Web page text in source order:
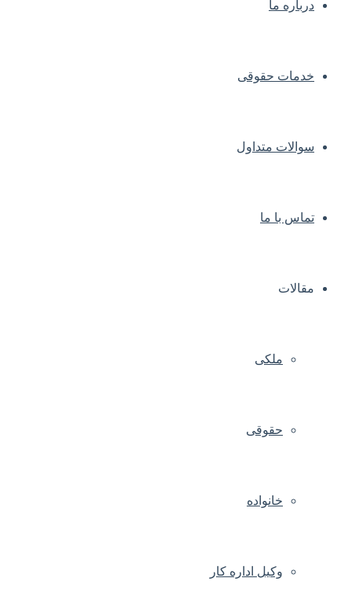
درباره ما
خدمات حقوقی
سوالات متداول
تماس با ما
مقالات
ملکی
حقوقی
خانواده
وکیل اداره کار